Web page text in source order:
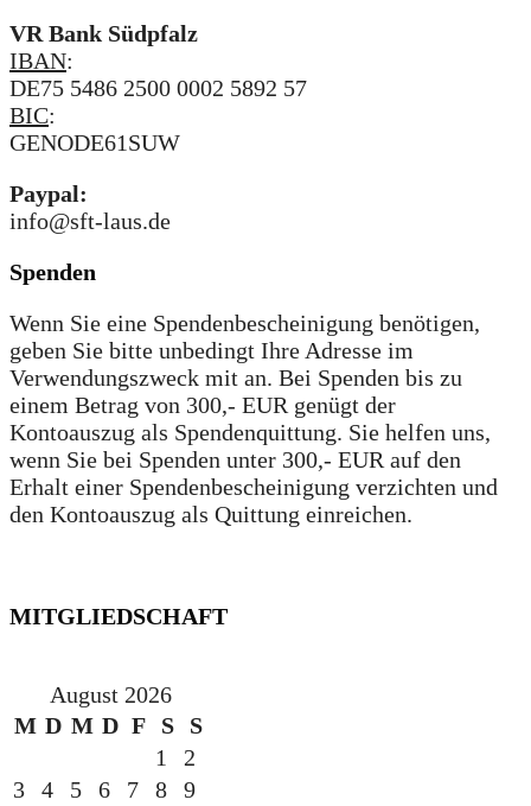
VR Bank Südpfalz
IBAN:
DE75 5486 2500 0002 5892 57
BIC:
GENODE61SUW
Paypal:
info@sft-laus.de
Spenden
Wenn Sie eine Spendenbescheinigung benötigen,
geben Sie bitte unbedingt Ihre Adresse im
Verwendungszweck mit an. Bei Spenden bis zu
einem Betrag von 300,- EUR genügt der
Kontoauszug als Spendenquittung. Sie helfen uns,
wenn Sie bei Spenden unter 300,- EUR auf den
Erhalt einer Spendenbescheinigung verzichten und
den Kontoauszug als Quittung einreichen.
MITGLIEDSCHAFT
August 2026
M D M D F S
S
1
2
3
4 5 6 7 8
9